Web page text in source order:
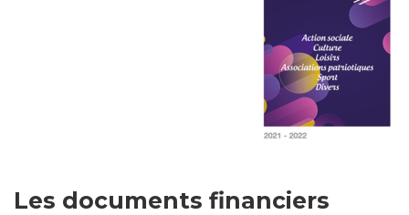
Les documents financiers